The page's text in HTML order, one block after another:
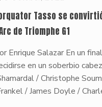
Tasso se
de Triomphe G1
Enrique Salazar En un
en un soberbio
/ Christophe
/ James Doyle /